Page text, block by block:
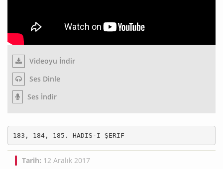
Videoyu İndir
Ses Dinle
Ses İndir
183, 184, 185. HADİS-İ ŞERİF
Tarih: 12 Aralık 2017